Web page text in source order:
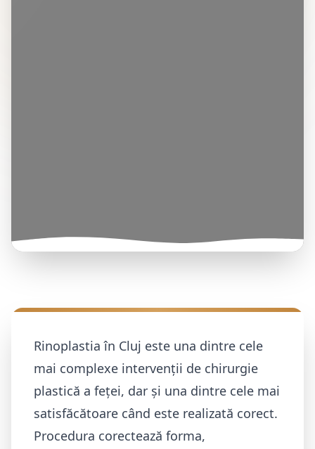
Rinoplastia în Cluj este una dintre cele
mai complexe intervenții de chirurgie
plastică a feței, dar și una dintre cele mai
satisfăcătoare când este realizată corect.
Procedura corectează forma,